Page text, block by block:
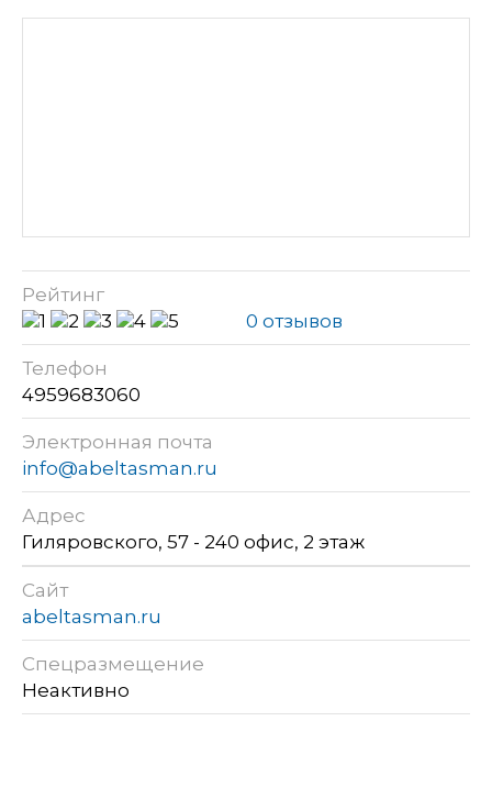
Рейтинг
0 отзывов
Телефон
4959683060
Электронная почта
info@abeltasman.ru
Адрес
Гиляровского, 57 - 240 офис, 2 этаж
Сайт
abeltasman.ru
Спецразмещение
Неактивно